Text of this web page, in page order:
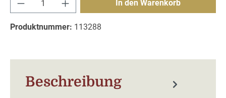
In den Warenkorb
Produktnummer: 113288
Beschreibung